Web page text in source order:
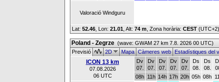
Valoració Windguru
Lat: 52.46 , Lon: 21.01 Alt: 74 m , Zona horària: CEST
Poland - Zegrze (wave: GWAM 27 km 7.8. 2026 00 UTC)
Previsió
2D MapaCàmeres webEstadístiques del
ICON 13 km
07.08.2026
06 UTC
Dv
07.
Dv
07.
Dv
07.
Dv
07.
Dv
07.
Ds
08.
Ds
08.
08h 11h 14h 17h 20h 05h 08h